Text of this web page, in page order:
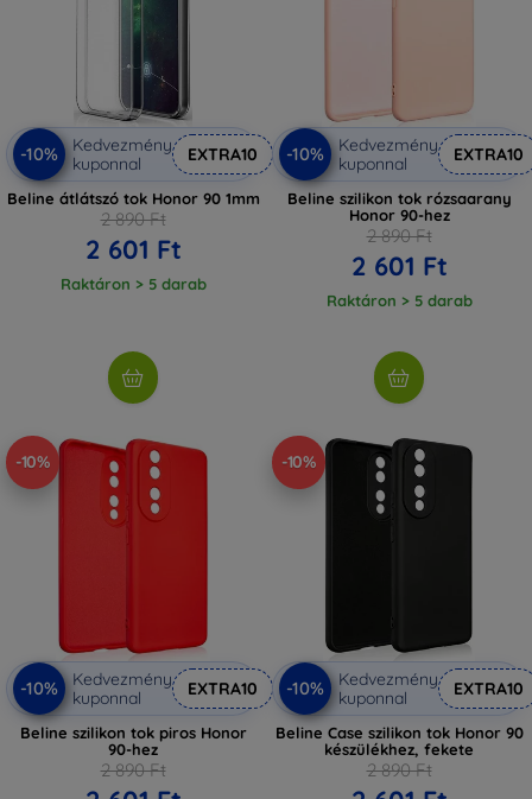
-10%
Kedvezmény
kuponnal
EXTRA10
Beline átlátszó tok Honor 90 1mm
2 890 Ft
2 601 Ft
Raktáron > 5 darab
-10%
Kedvezmény
kuponnal
EXTRA10
Beline szilikon tok rózsaarany
Honor 90-hez
2 890 Ft
2 601 Ft
Raktáron > 5 darab
-10%
-10%
Kedvezmény
kuponnal
EXTRA10
Beline szilikon tok piros Honor
90-hez
2 890 Ft
-10%
-10%
Kedvezmény
kuponnal
EXTRA10
Beline Case szilikon tok Honor 90
készülékhez, fekete
2 890 Ft